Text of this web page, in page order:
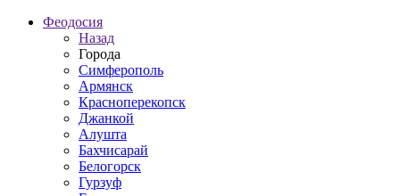
Феодосия
Назад
Города
Симферополь
Армянск
Красноперекопск
Джанкой
Алушта
Бахчисарай
Белогорск
Гурзуф